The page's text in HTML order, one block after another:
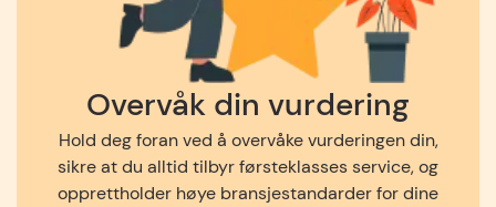
Overvåk din vurdering
Hold deg foran ved å overvåke vurderingen din,
sikre at du alltid tilbyr førsteklasses service, og
opprettholder høye bransjestandarder for dine